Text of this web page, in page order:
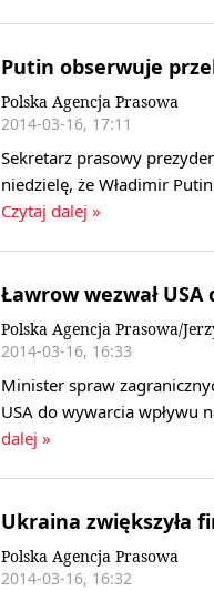
Putin obserwuje
Polska Agencja Prasowa
2014-03-16, 17:11
Sekretarz prasowy
niedzielę, że Władimir
Czytaj dalej »
Ławrow wezwał
Polska Agencja Prasowa/
2014-03-16, 16:33
Minister spraw
USA do wywarcia wpływu
dalej »
Ukraina zwiększyła
Polska Agencja Prasowa
2014-03-16, 16:32